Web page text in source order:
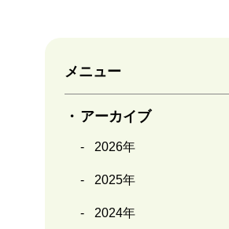
メニュー
アーカイブ
2026年
2025年
2024年